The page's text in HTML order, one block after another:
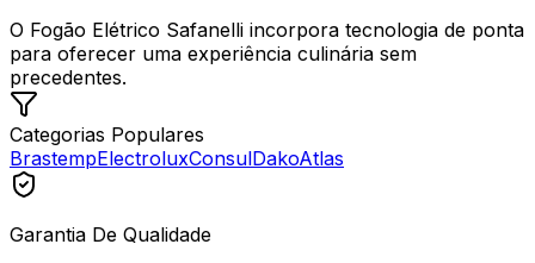
O Fogão Elétrico Safanelli incorpora tecnologia de ponta
para oferecer uma experiência culinária sem
precedentes.
Categorias Populares
BrastempElectroluxConsulDakoAtlas
Garantia De Qualidade